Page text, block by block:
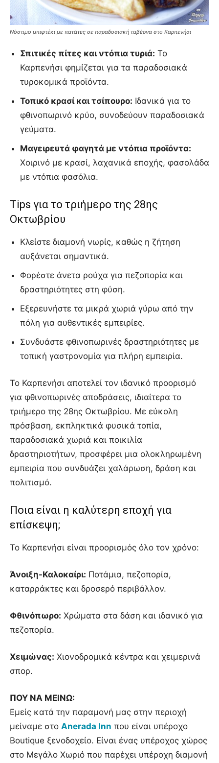
Νόστιμο μπιφτέκι με πατάτες σε παραδοσιακή ταβέρνα στο Καρπενήσι
Σπιτικές πίτες και ντόπια τυριά: Το
Καρπενήσι φημίζεται για τα παραδοσιακά
τυροκομικά προϊόντα.
Τοπικό κρασί και τσίπουρο: Ιδανικά για το
φθινοπωρινό κρύο, συνοδεύουν παραδοσιακά
γεύματα.
Μαγειρευτά φαγητά με ντόπια προϊόντα:
Χοιρινό με κρασί, λαχανικά εποχής, φασολάδα
με ντόπια φασόλια.
Tips για το τριήμερο της 28ης
Οκτωβρίου
Κλείστε διαμονή νωρίς, καθώς η ζήτηση
αυξάνεται σημαντικά.
Φορέστε άνετα ρούχα για πεζοπορία και
δραστηριότητες στη φύση.
Εξερευνήστε τα μικρά χωριά γύρω από την
πόλη για αυθεντικές εμπειρίες.
Συνδυάστε φθινοπωρινές δραστηριότητες με
τοπική γαστρονομία για πλήρη εμπειρία.
Το Καρπενήσι αποτελεί τον ιδανικό προορισμό
για φθινοπωρινές αποδράσεις, ιδιαίτερα το
τριήμερο της 28ης Οκτωβρίου. Με εύκολη
πρόσβαση, εκπληκτικά φυσικά τοπία,
παραδοσιακά χωριά και ποικιλία
δραστηριοτήτων, προσφέρει μια ολοκληρωμένη
εμπειρία που συνδυάζει χαλάρωση, δράση και
πολιτισμό.
Ποια είναι η καλύτερη εποχή για
επίσκεψη;
Το Καρπενήσι είναι προορισμός όλο τον χρόνο:
Άνοιξη-Καλοκαίρι: Ποτάμια, πεζοπορία,
καταρράκτες και δροσερό περιβάλλον.
Φθινόπωρο: Χρώματα στα δάση και ιδανικό για
πεζοπορία.
Χειμώνας: Χιονοδρομικά κέντρα και χειμερινά
σπορ.
ΠΟΥ ΝΑ ΜΕΙΝΩ:
Εμείς κατά την παραμονή μας στην περιοχή
μείναμε στο Anerada Inn που είναι υπέροχο
Boutique ξενοδοχείο. Είναι ένας υπέροχος χώρος
στο Μεγάλο Χωριό που παρέχει υπέροχη διαμονή